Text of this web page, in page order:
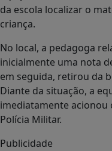
da escola localizar o
criança.
No local, a pedagoga
inicialmente uma nota
em seguida, retirou da
Diante da situação, a
imediatamente acionou
Polícia Militar.
Publicidade